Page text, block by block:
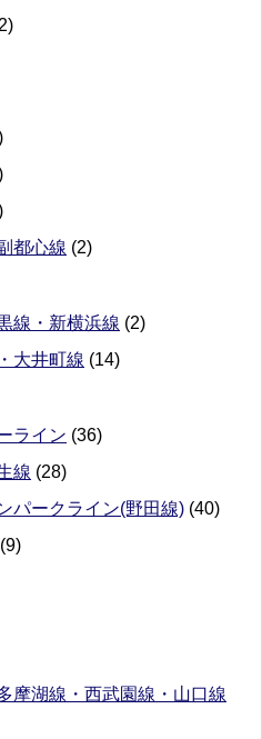
都心線 (2)
線・新横浜線 (2)
大井町線 (14)
ライン (36)
線 (28)
パークライン(野田線) (40)
(9)
摩湖線・西武園線・山口線